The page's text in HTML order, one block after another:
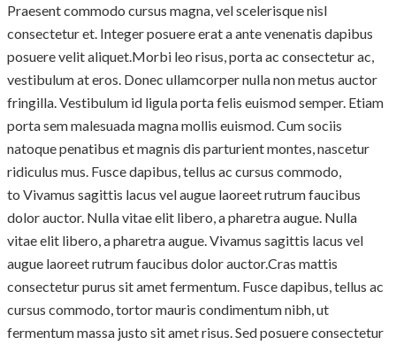
Praesent commodo cursus magna, vel scelerisque nisl
consectetur et. Integer posuere erat a ante venenatis dapibus
posuere velit aliquet.Morbi leo risus, porta ac consectetur ac,
vestibulum at eros. Donec ullamcorper nulla non metus auctor
fringilla. Vestibulum id ligula porta felis euismod semper. Etiam
porta sem malesuada magna mollis euismod. Cum sociis
natoque penatibus et magnis dis parturient montes, nascetur
ridiculus mus. Fusce dapibus, tellus ac cursus commodo,
to Vivamus sagittis lacus vel augue laoreet rutrum faucibus
dolor auctor. Nulla vitae elit libero, a pharetra augue. Nulla
vitae elit libero, a pharetra augue. Vivamus sagittis lacus vel
augue laoreet rutrum faucibus dolor auctor.Cras mattis
consectetur purus sit amet fermentum. Fusce dapibus, tellus ac
cursus commodo, tortor mauris condimentum nibh, ut
fermentum massa justo sit amet risus. Sed posuere consectetur